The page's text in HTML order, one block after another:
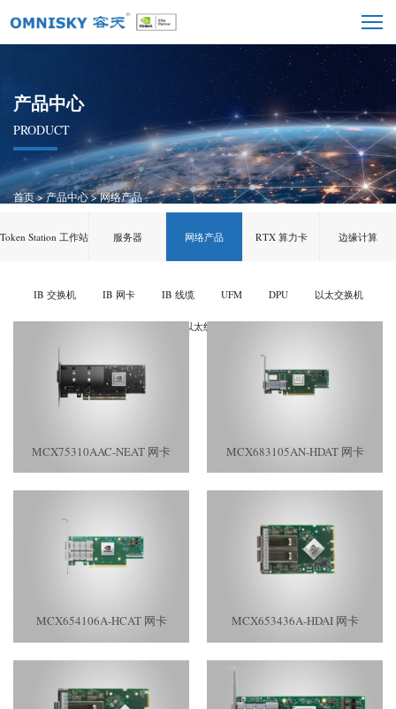
产品中心
PRODUCT
首页>产品中心>网络产品
Token Station 工作站 服务器 网络产品
IB 交换机 IB 网卡 IB 线缆 UFM DPU 以太交换机
以太线缆
RTX 算力卡 边缘计算
MCX75310AAC-NEAT 网卡 MCX683105AN-HDAT 网卡
MCX654106A-HCAT 网卡 MCX653436A-HDAI 网卡